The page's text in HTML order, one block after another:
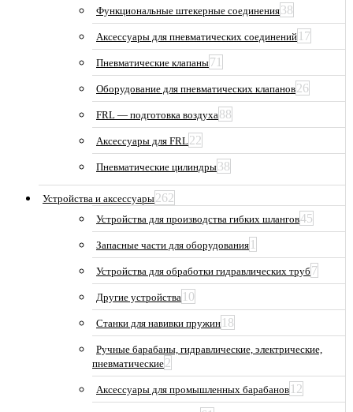
Функциональные штекерные соединения38
Аксессуары для пневматических соединений 17
Пневматические клапаны71
Оборудование для пневматических клапанов26
FRL — подготовка воздуха88
Аксессуары для FRL22
Пневматические цилиндры38
Устройства и аксессуары262
Устройства для производства гибких шлангов45
Запасные части для оборудования 1
Устройства для обработки гидравлических труб 7
Другие устройства 10
Станки для навивки пружин 18
Ручные барабаны, гидравлические, электрические,
пневматические2
Аксессуары для промышленных барабанов 12